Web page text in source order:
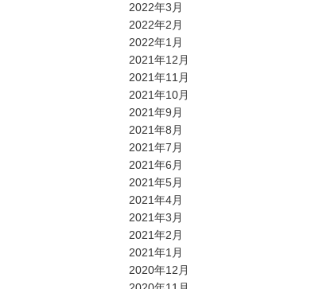
2022年3月
2022年2月
2022年1月
2021年12月
2021年11月
2021年10月
2021年9月
2021年8月
2021年7月
2021年6月
2021年5月
2021年4月
2021年3月
2021年2月
2021年1月
2020年12月